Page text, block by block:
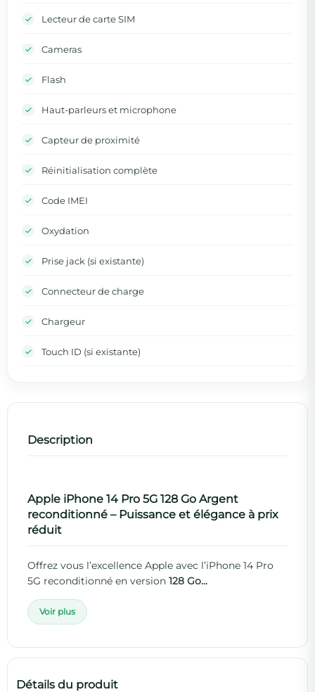
Lecteur de carte SIM
Cameras
Flash
Haut-parleurs et microphone
Capteur de proximité
Réinitialisation complète
Code IMEI
Oxydation
Prise jack (si existante)
Connecteur de charge
Chargeur
Touch ID (si existante)
Description
Apple iPhone 14 Pro 5G 128 Go Argent
reconditionné – Puissance et élégance à prix
réduit
Offrez vous l’excellence Apple avec l’iPhone 14 Pro
5G reconditionné en version 128 Go...
Voir plus
Détails du produit